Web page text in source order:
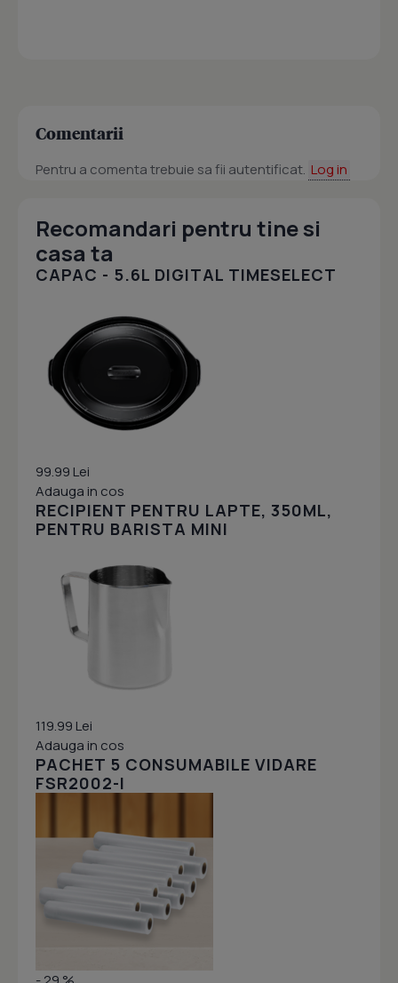
Comentarii
Pentru a comenta trebuie sa fii autentificat. Log in
Recomandari pentru tine si
casa ta
CAPAC - 5.6L DIGITAL TIMESELECT
99.99 Lei
Adauga in cos
RECIPIENT PENTRU LAPTE, 350ML,
PENTRU BARISTA MINI
119.99 Lei
Adauga in cos
PACHET 5 CONSUMABILE VIDARE
FSR2002-I